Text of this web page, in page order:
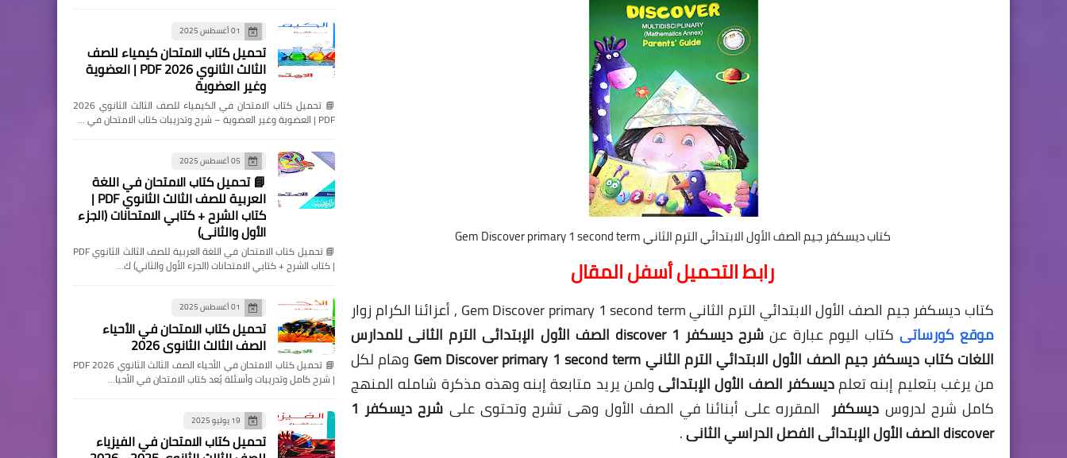
كتاب ديسكفر جيم الصف الأول الابتدائي الترم الثاني Gem Discover primary 1 second term
رابط التحميل أسفل المقال
كتاب ديسكفر جيم الصف الأول الابتدائي الترم الثاني Gem Discover primary 1 second term , أعزائنا الكرام زوار
موقع كورساتى كتاب اليوم عبارة عن
شرح ديسكفر 1 discover الصف الأول الإبتدائى الترم الثانى للمدارس
اللغات كتاب ديسكفر جيم الصف الأول الابتدائي الترم الثاني Gem Discover primary 1 second term
وهام لكل
من يرغب بتعليم إبنه تعلمديسكفر الصف الأول الإبتدائىولمن يريد متابعة إبنه وهذه مذكرة شامله المنهج
كامل شرح لدروس ديسكفر المقرره على أبنائنا في الصف الأول وهى تشرح وتحتوى على
شرح ديسكفر 1
discover الصف الأول الإبتدائى الفصل الدراسي الثانى
.
01 أغسطس 2025
تحميل كتاب الامتحان كيمياء للصف
الثالث الثانوي 2026 PDF | العضوية
وغير العضوية
📘 تحميل كتاب الامتحان في الكيمياء للصف الثالث الثانوي 2026
PDF | العضوية وغير العضوية – شرح وتدريبات كتاب الامتحان في …
05 أغسطس 2025
📘 تحميل كتاب الامتحان في اللغة
العربية للصف الثالث الثانوي PDF |
كتاب الشرح + كتابي الامتحانات (الجزء
الأول والثاني)
📘 تحميل كتاب الامتحان في اللغة العربية للصف الثالث الثانوي PDF
| كتاب الشرح + كتابي الامتحانات (الجزء الأول والثاني) ك…
01 أغسطس 2025
تحميل كتاب الامتحان في الأحياء
الصف الثالث الثانوي 2026
📘 تحميل كتاب الامتحان في الأحياء الصف الثالث الثانوي 2026 PDF
| شرح كامل وتدريبات وأسئلة يُعد كتاب الامتحان في الأحيا…
19 يوليو 2025
تحميل كتاب الامتحان في الفيزياء